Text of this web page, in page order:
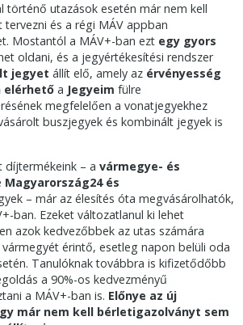
történő utazások esetén már nem kell
és a régi MÁV appban
Mostantól a MÁV+-ban ezt egy gyors
oldani, és a jegyértékesítési rendszer
jegyet állít elő, amely az érvényesség
elérhető a Jegyeim fülre
megfelelően a vonatjegyekhez
buszjegyek és kombinált jegyek is
díjtermékeink – a vármegye- és
Magyarország24 és
– már az élesítés óta megvásárolhatók,
ban. Ezeket változatlanul ki lehet
azok kedvezőbbek az utas számára
érintő, esetleg napon belüli oda
Tanulóknak továbbra is kifizetődőbb
a 90%-os kedvezményű
a MÁV+-ban is. Előnye az új
már nem kell bérletigazolványt sem